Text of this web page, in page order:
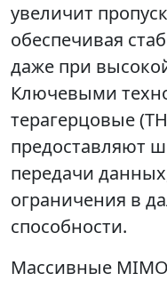
увеличит
обеспечивая
даже при
Ключевыми
терагерцовые
предоставляют
передачи
ограничения в
способности.
Массивные